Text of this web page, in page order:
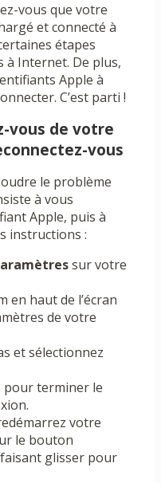
vous que votre
et connecté à
étapes
à Internet. De plus,
Apple à
C’est parti !
vous de votre
vous
le problème
à vous
Apple, puis à
instructions :
sur votre
en haut de l’écran
de votre
et sélectionnez
pour terminer le
votre
le bouton
glisser pour